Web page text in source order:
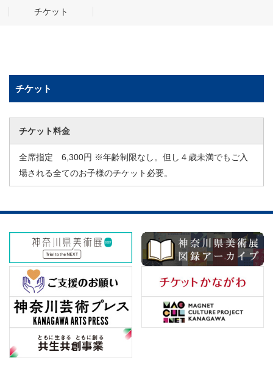
チケット
チケット
チケット料金
全席指定 6,300円 ※年齢制限なし。但し４歳未満でもご入
場される全てのお子様のチケット必要。